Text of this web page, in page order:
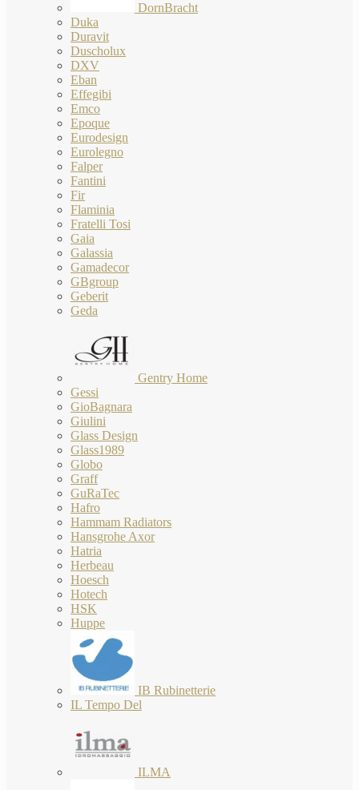
DornBracht
Duka
Duravit
Duscholux
DXV
Eban
Effegibi
Emco
Epoque
Eurodesign
Eurolegno
Falper
Fantini
Fir
Flaminia
Fratelli Tosi
Gaia
Galassia
Gamadecor
GBgroup
Geberit
Geda
Gentry Home
Gessi
GioBagnara
Giulini
Glass Design
Glass1989
Globo
Graff
GuRaTec
Hafro
Hammam Radiators
Hansgrohe Axor
Hatria
Herbeau
Hoesch
Hotech
HSK
Huppe
IB Rubinetterie
IL Tempo Del
ILMA